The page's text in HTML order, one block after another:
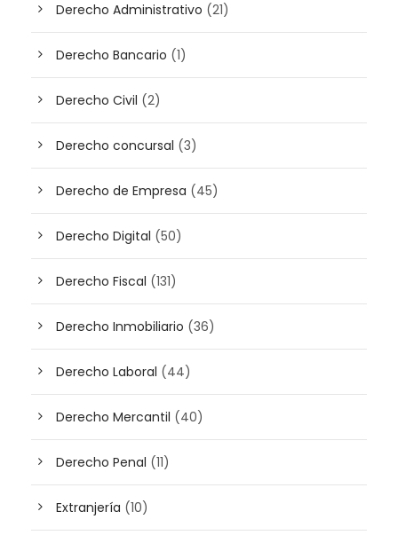
Derecho Administrativo (21)
Derecho Bancario (1)
Derecho Civil (2)
Derecho concursal (3)
Derecho de Empresa (45)
Derecho Digital (50)
Derecho Fiscal (131)
Derecho Inmobiliario (36)
Derecho Laboral (44)
Derecho Mercantil (40)
Derecho Penal (11)
Extranjería (10)